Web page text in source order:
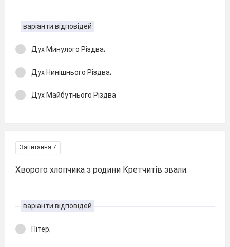
варіанти відповідей
Дух Минулого Різдва;
Дух Нинішнього Різдва;
Дух Майбутнього Різдва
Запитання 7
Хворого хлопчика з родини Кретчитів звали:
варіанти відповідей
Пітер;